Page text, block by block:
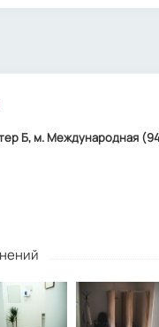
Б, м. Международная